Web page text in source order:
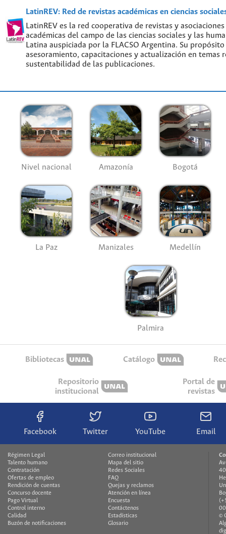
LatinREV: Red de revistas académicas en ciencias
LatinREV es la red cooperativa de revistas y
académicas del campo de las ciencias sociales y las
Latina auspiciada por la FLACSO Argentina. Su
asesoramiento, capacitaciones y actualización en temas
sustentabilidad de las publicaciones.
Nivel nacional Amazonía Bogotá
La Paz Manizales Medellín
Palmira
Bibliotecas Catálogo
Repositorio
institucional
Portal de
revistas
Facebook Twitter YouTube Email
Régimen Legal
Talento humano
Contratación
Ofertas de empleo
Rendición de cuentas
Concurso docente
Pago Virtual
Control interno
Calidad
Buzón de notificaciones
Correo institucional
Mapa del sitio
Redes Sociales
FAQ
Quejas y reclamos
Atención en línea
Encuesta
Contáctenos
Estadísticas
Glosario
©